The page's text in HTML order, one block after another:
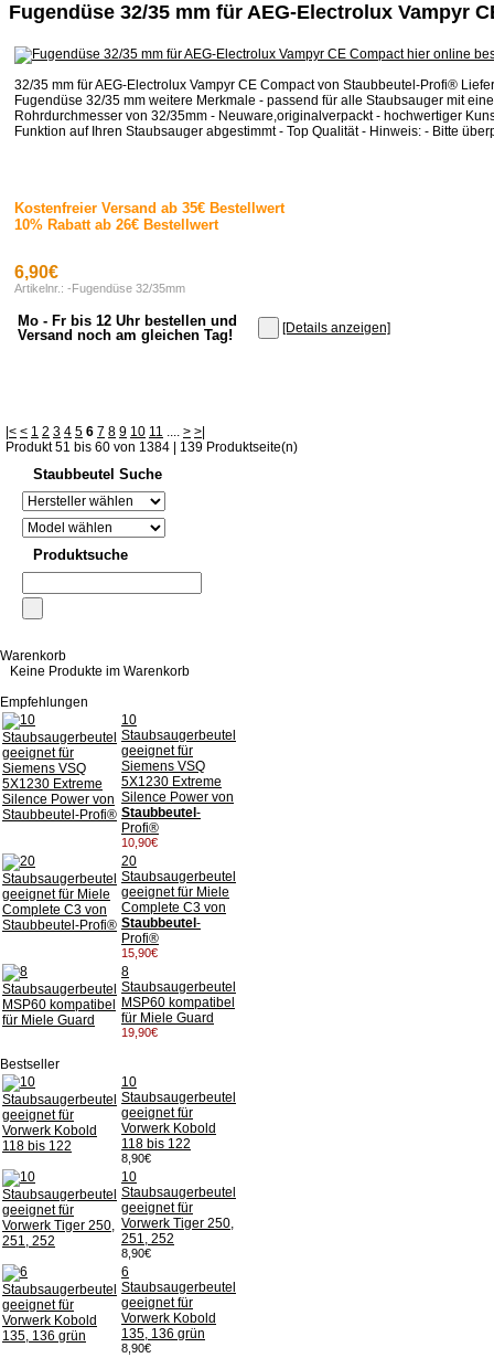
Fugendüse 32/35 mm für AEG-Electrolux Vampyr
32/35 mm für AEG-Electrolux Vampyr CE Compact von Staubbeutel-Profi®
Fugendüse 32/35 mm weitere Merkmale - passend für alle Staubsauger mit
Rohrdurchmesser von 32/35mm - Neuware,originalverpackt - hochwertiger
Funktion auf Ihren Staubsauger abgestimmt - Top Qualität - Hinweis: - Bitte
Kostenfreier Versand ab 35€ Bestellwert
10% Rabatt ab 26€ Bestellwert
6,90€
Artikelnr.: -Fugendüse 32/35mm
Mo - Fr bis 12 Uhr bestellen und
Versand noch am gleichen Tag!
[Details anzeigen]
|< < 1 2 3 4 5 6 7 8 9 10 11 .... > >|
Produkt 51 bis 60 von 1384 | 139 Produktseite(n)
Staubbeutel Suche
Produktsuche
Warenkorb
Keine Produkte im Warenkorb
Empfehlungen
10
Staubsaugerbeutel
geeignet für
Siemens VSQ
5X1230 Extreme
Silence Power von
Staubbeutel -
Profi®
10,90€
20
Staubsaugerbeutel
geeignet für Miele
Complete C3 von
Staubbeutel -
Profi®
15,90€
8
Staubsaugerbeutel
MSP60 kompatibel
für Miele Guard
19,90€
Bestseller
10
Staubsaugerbeutel
geeignet für
Vorwerk Kobold
118 bis 122
8,90€
10
Staubsaugerbeutel
geeignet für
Vorwerk Tiger 250,
251, 252
8,90€
6
Staubsaugerbeutel
geeignet für
Vorwerk Kobold
135, 136 grün
8,90€